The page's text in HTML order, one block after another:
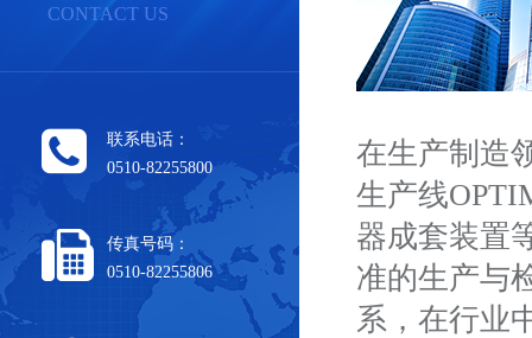
CONTACT US
联系电话：
0510-82255800
传真号码：
0510-82255806
在生产制造
生产线
器成套装置
准的生产与
系，在行业